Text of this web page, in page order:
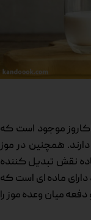
موجود است که
همچنین در موز
نقش تبدیل کننده
دارای ماده ای است که
دفعه میان وعده موز را